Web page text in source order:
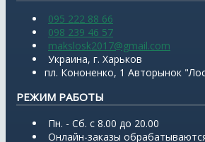
095 222 88 66
098 239 46 57
makslosk2017@gmail.com
Украина, г. Харьков
пл. Кононенко, 1 Авторынок
РЕЖИМ РАБОТЫ
Пн. - Сб. с 8.00 до 20.00
Онлайн-заказы